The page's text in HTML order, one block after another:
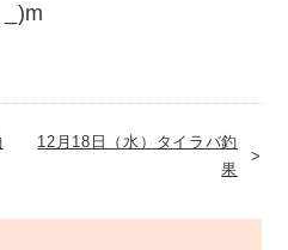
12月18日（水）タイラバ釣
果